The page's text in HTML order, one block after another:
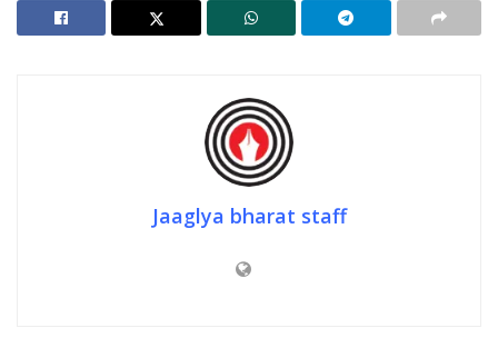
Jaaglya bharat staff